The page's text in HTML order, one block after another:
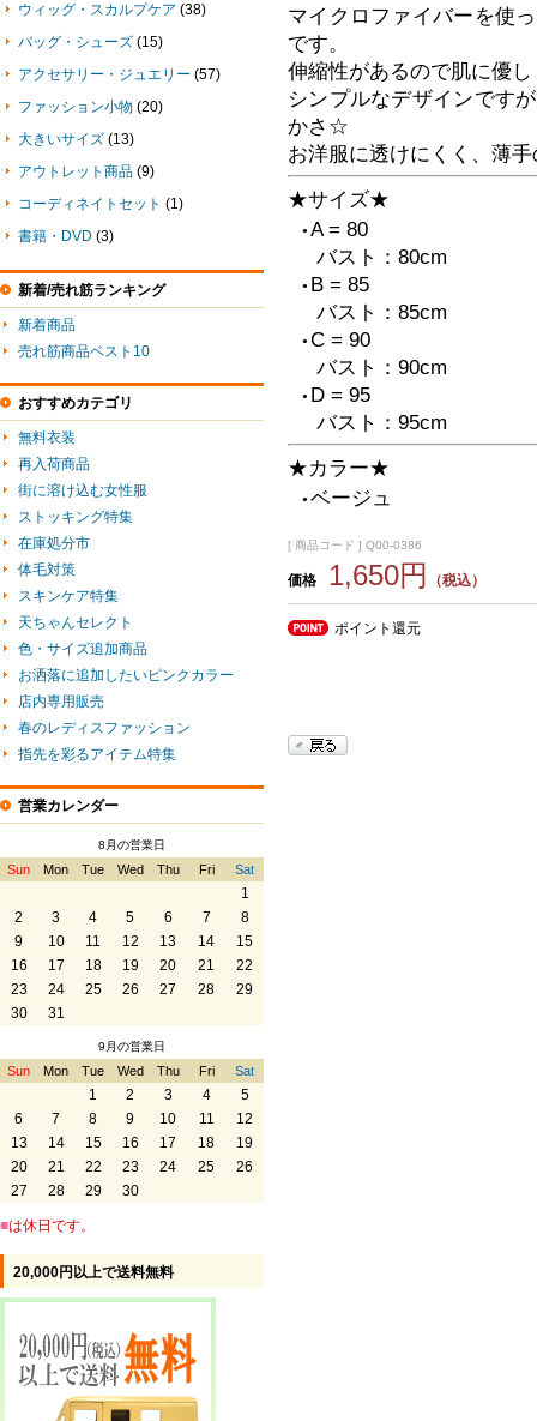
マイクロファイバーを使
です。
伸縮性があるので肌に優
シンプルなデザインです
かさ☆
お洋服に透けにくく、薄
★サイズ★
● A = 80
バスト：80cm
●
B = 85
バスト：85cm
● C = 90
バスト：90cm
●
D = 95
バスト：95cm
★カラー★
● ベージュ
[ 商品コード ] Q00-0386
価格 1,650円 （税込）
ポイント還元
ウィッグ・スカルプケア (38)
バッグ・シューズ (15)
アクセサリー・ジュエリー (57)
ファッション小物 (20)
大きいサイズ (13)
アウトレット商品 (9)
コーディネイトセット (1)
書籍・DVD (3)
新着/売れ筋ランキング
新着商品
売れ筋商品ベスト10
おすすめカテゴリ
無料衣装
再入荷商品
街に溶け込む女性服
ストッキング特集
在庫処分市
体毛対策
スキンケア特集
天ちゃんセレクト
色・サイズ追加商品
お洒落に追加したいピンクカラー
店内専用販売
春のレディスファッション
指先を彩るアイテム特集
営業カレンダー
8月の営業日
Sun Mon Tue Wed Thu Fri Sat
1
2
3 4 5 6 7
8
9
10 11 12 13 14
15
16
17 18 19 20 21
22
23
24 25 26 27 28
29
30
31
9月の営業日
Sun Mon Tue Wed Thu Fri Sat
1 2 3 4
5
6
7 8 9 10 11
12
13
14 15 16 17 18
19
20
21 22 23 24 25
26
27
28 29 30
■は休日です。
20,000円以上で送料無料